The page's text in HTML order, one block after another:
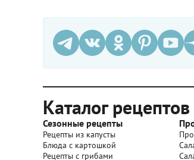
Каталог рецептов
Сезонные рецепты
Рецепты из капусты
Блюда с картошкой
Рецепты с грибами